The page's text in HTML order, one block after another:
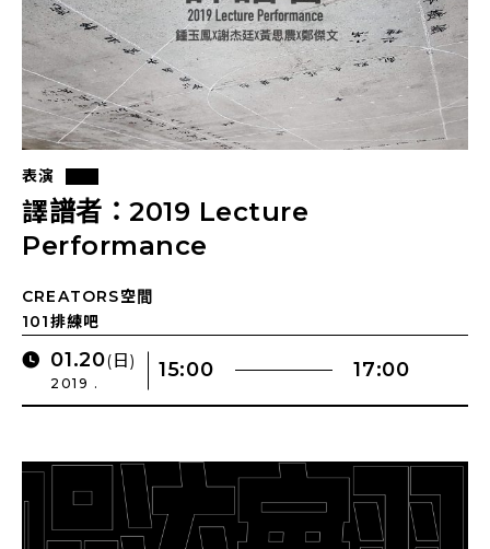
表演
譯譜者：2019 Lecture
Performance
CREATORS空間
101排練吧
01.20(日)
2019 .
15:00 17:00